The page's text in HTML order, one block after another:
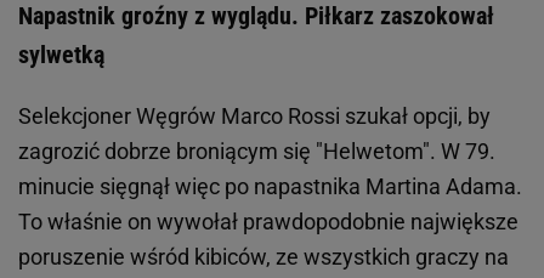
Napastnik groźny z wyglądu. Piłkarz zaszokował
sylwetką
Selekcjoner Węgrów Marco Rossi szukał opcji, by
zagrozić dobrze broniącym się "Helwetom". W 79.
minucie sięgnął więc po napastnika Martina Adama.
To właśnie on wywołał prawdopodobnie największe
poruszenie wśród kibiców, ze wszystkich graczy na